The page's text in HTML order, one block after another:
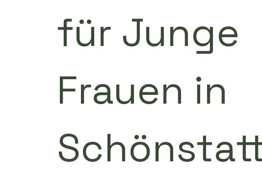
für Junge
Frauen in